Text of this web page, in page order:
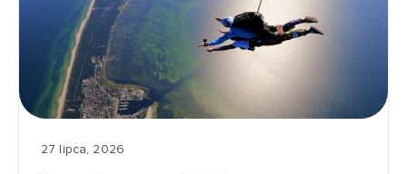
27 lipca, 2026